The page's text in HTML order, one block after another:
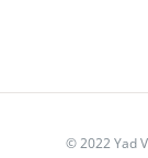
© 2022 Yad